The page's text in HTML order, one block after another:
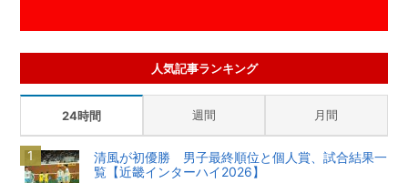
人気記事ランキング
24時間 週間 月間
清風が初優勝 男子最終順位と個人賞、試合結果一
覧【近畿インターハイ2026】